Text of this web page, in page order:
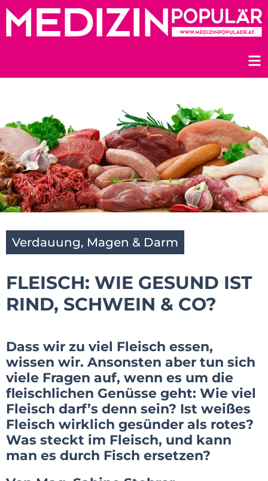
Zum
Inhalt
Verdauung, Magen & Darm
FLEISCH: WIE GESUND IST
RIND, SCHWEIN & CO?
Dass wir zu viel Fleisch essen,
wissen wir. Ansonsten aber tun sich
viele Fragen auf, wenn es um die
fleischlichen Genüsse geht: Wie viel
Fleisch darf’s denn sein? Ist weißes
Fleisch wirklich gesünder als rotes?
Was steckt im Fleisch, und kann
man es durch Fisch ersetzen?